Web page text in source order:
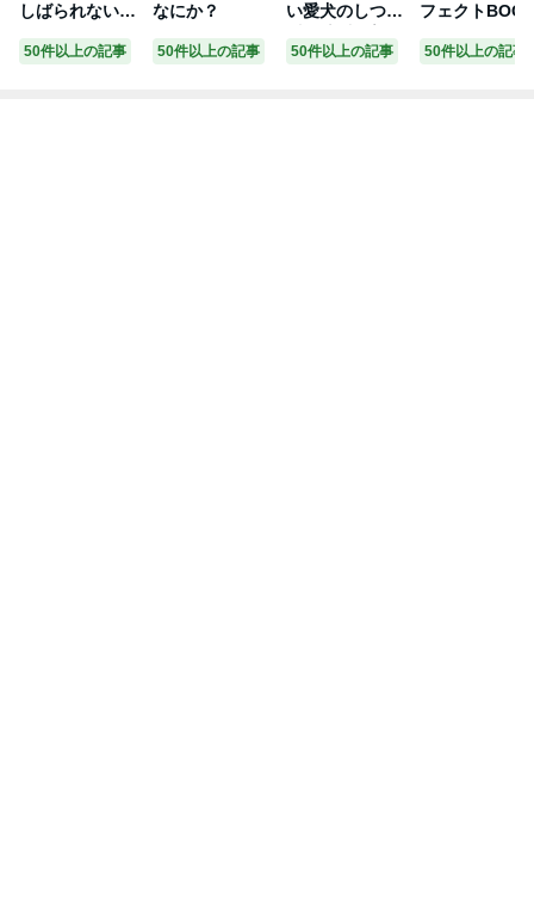
しばられない犬
とのよりそイズ
ム
50件以上の記事
なにか？
50件以上の記事
い愛犬のしつけ
(青春新書プレイ
ブックス)
50件以上の記事
フェクト
50件以上の記事